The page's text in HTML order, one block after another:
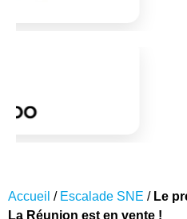
Accueil / Escalade SNE / Le
La Réunion est en vente !